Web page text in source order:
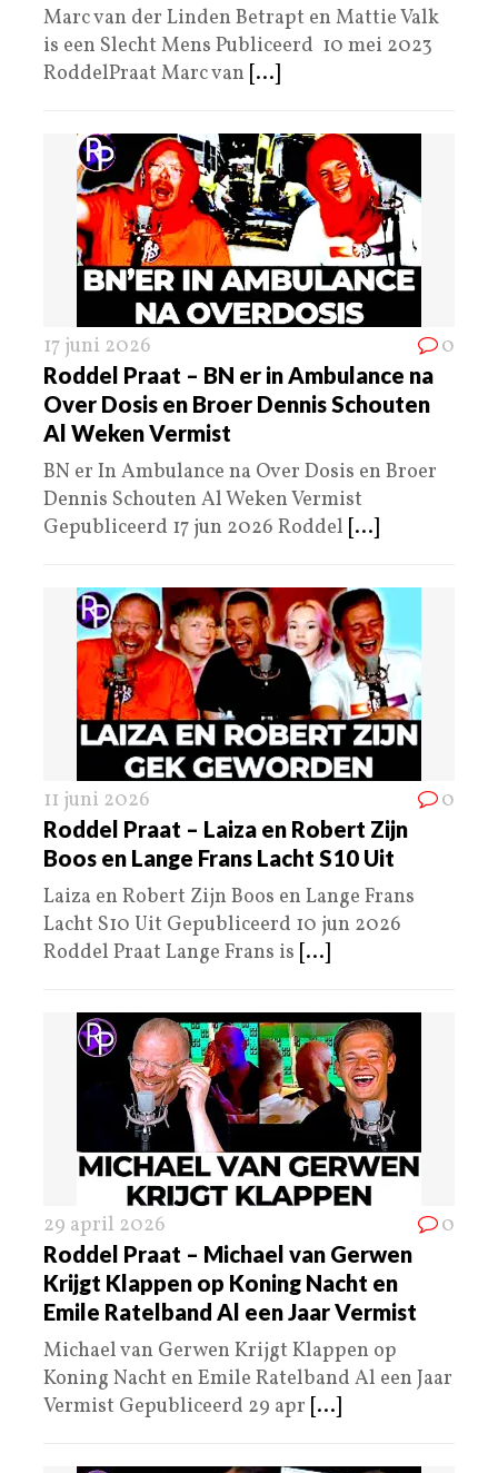
Marc van der Linden Betrapt en Mattie Valk
is een Slecht Mens Publiceerd 10 mei 2023
RoddelPraat Marc van [...]
17 juni 2026 0
Roddel Praat – BN er in Ambulance na
Over Dosis en Broer Dennis Schouten
Al Weken Vermist
BN er In Ambulance na Over Dosis en Broer
Dennis Schouten Al Weken Vermist
Gepubliceerd 17 jun 2026 Roddel [...]
11 juni 2026 0
Roddel Praat – Laiza en Robert Zijn
Boos en Lange Frans Lacht S10 Uit
Laiza en Robert Zijn Boos en Lange Frans
Lacht S10 Uit Gepubliceerd 10 jun 2026
Roddel Praat Lange Frans is [...]
29 april 2026 0
Roddel Praat – Michael van Gerwen
Krijgt Klappen op Koning Nacht en
Emile Ratelband Al een Jaar Vermist
Michael van Gerwen Krijgt Klappen op
Koning Nacht en Emile Ratelband Al een Jaar
Vermist Gepubliceerd 29 apr [...]